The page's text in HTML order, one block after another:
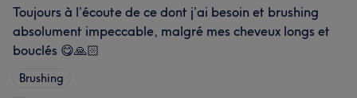
Toujours à l’écoute de ce dont j’ai besoin et brushing
absolument impeccable, malgré mes cheveux longs et
bouclés 😋🙏🏻
Brushing